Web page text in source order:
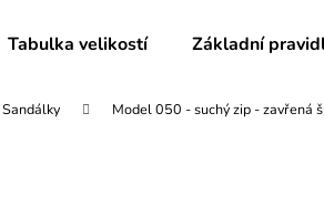
Tabulka velikostí Základní
Sandálky Model 050 - suchý zip - zavřená
Co potřebujete najít?